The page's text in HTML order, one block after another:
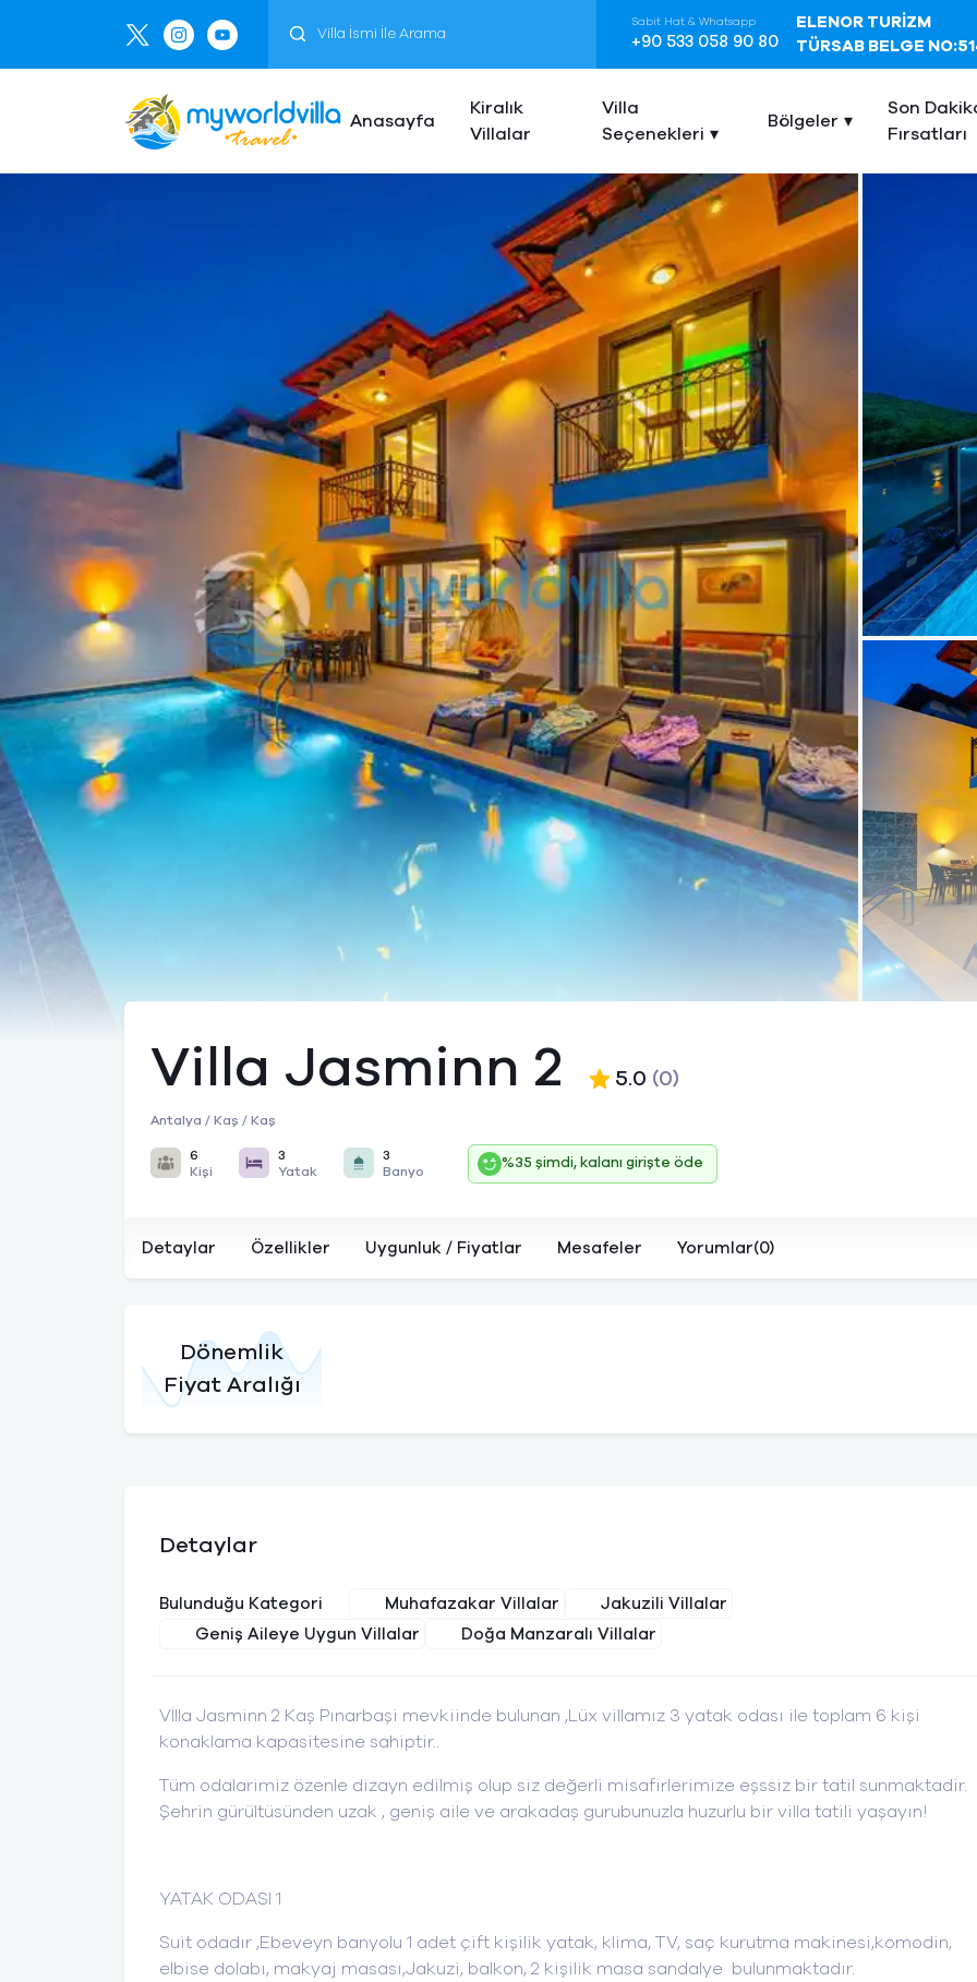
Sabit Hat & Whatsapp
+90 533 058 90 80
ELENOR TURİZM
TÜRSAB BELGE
Anasayfa
Kiralık
Villalar
Villa
Seçenekleri
Bölgeler
Son
Fırsatları
Villa Jasminn 2
Antalya / Kaş / Kaş
5.0 (0)
6
Kişi
3
Yatak
3
Banyo
%35 şimdi, kalanı girişte öde
Detaylar Özellikler Uygunluk / Fiyatlar Mesafeler Yorumlar(0)
Dönemlik
Fiyat Aralığı
Detaylar
Bulunduğu Kategori Muhafazakar Villalar
Jakuzili Villalar
Geniş Aileye Uygun Villalar
Doğa Manzaralı Villalar
Vİlla Jasminn 2 Kaş Pınarbaşi mevkiinde bulunan ,Lüx villamız 3 yatak odası ile toplam 6 kişi
konaklama kapasitesine sahiptir..
Tüm odalarimiz özenle dizayn edilmiş olup siz değerli misafirlerimize eşssiz bir tatil sunmaktadir.
Şehrin gürültüsünden uzak , geniş aile ve arakadaş gurubunuzla huzurlu bir villa tatili yaşayın!
YATAK ODASI 1
Suit odadır ,Ebeveyn banyolu 1 adet çift kişilik yatak, klima, TV, saç kurutma makinesi,komodin,
elbise dolabı, makyaj masası,Jakuzi, balkon, 2 kişilik masa sandalye bulunmaktadır.